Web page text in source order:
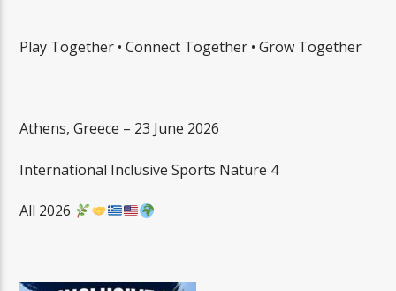
Play Together • Connect Together • Grow Together
Athens, Greece – 23 June 2026
International Inclusive Sports Nature 4
All 2026